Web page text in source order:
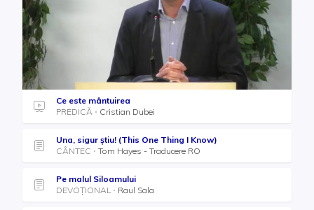
Ce este mântuirea
PREDICĂ
Cristian Dubei
Una, sigur ştiu! (This One Thing I Know)
CÂNTEC
Tom Hayes - Traducere RO
Pe malul Siloamului
DEVOȚIONAL
Raul Sala